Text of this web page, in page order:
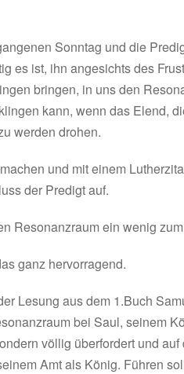
Sonntag und die
es ist, ihn angesichts des
bringen, in uns den
kann, wenn das Elend,
werden drohen.
und mit einem
der Predigt auf.
Resonanzraum ein wenig
ganz hervorragend.
Lesung aus dem 1.Buch
bei Saul, seinem
völlig überfordert und
Amt als König. Führen